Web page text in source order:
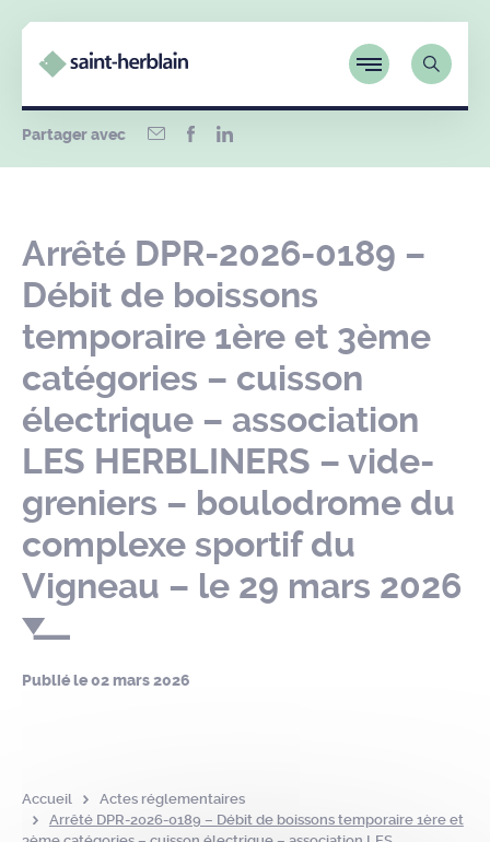
Partager avec
Arrêté DPR-2026-0189 –
Débit de boissons
temporaire 1ère et 3ème
catégories – cuisson
électrique – association
LES HERBLINERS – vide-
greniers – boulodrome du
complexe sportif du
Vigneau – le 29 mars 2026
Publié le02 mars 2026
Accueil
Actes réglementaires
Arrêté DPR-2026-0189 – Débit de boissons temporaire 1ère et